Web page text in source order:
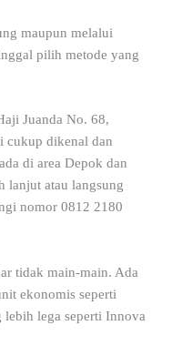
maupun melalui
pilih metode yang
Juanda No. 68,
cukup dikenal dan
di area Depok dan
lanjut atau langsung
nomor 0812 2180
tidak main-main. Ada
ekonomis seperti
lega seperti Innova